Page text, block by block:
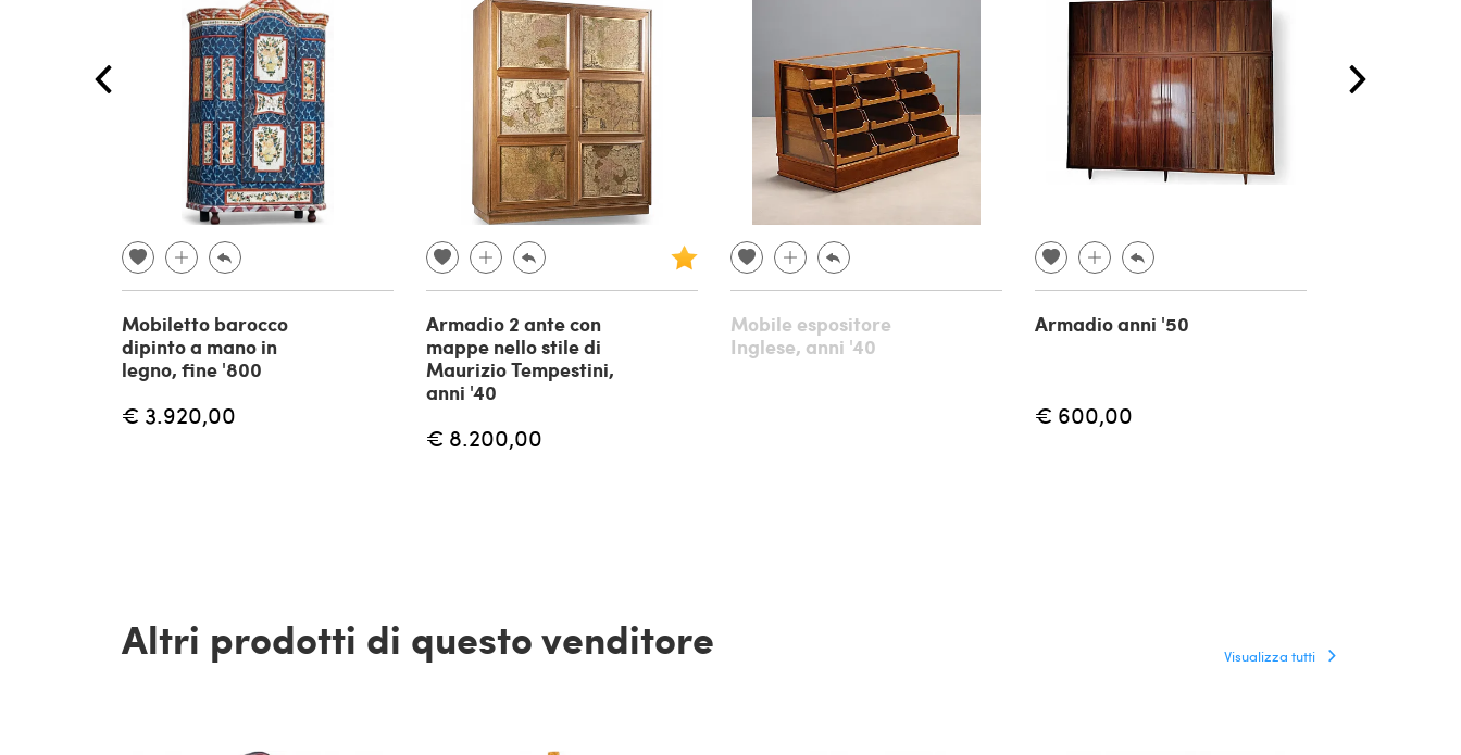
Mobiletto barocco
dipinto a mano in
legno, fine '800
€ 3.920,00
Armadio 2 ante con
mappe nello stile di
Maurizio Tempestini,
anni '40
€ 8.200,00
Mobile espositore
Inglese, anni '40
Armadio anni '50
€ 600,00
Altri prodotti di questo venditore Visualizza tutti